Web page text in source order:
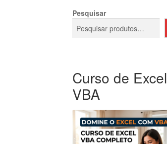
Pesquisar
Curso de Excel
VBA